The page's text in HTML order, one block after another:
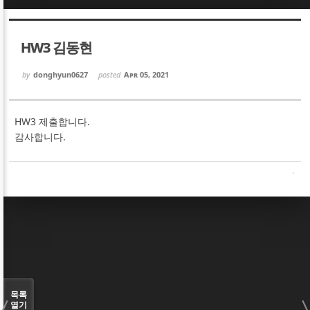
HW3 김동현
by donghyun0627 posted Apr 05, 2021
HW3 제출합니다.
감사합니다.
목록
열기
Sketchbook5, 스케치북5
Sketchbook5, 스케치북5
Sketchbook5, 스케치북5
Sketchbook5, 스케치북5